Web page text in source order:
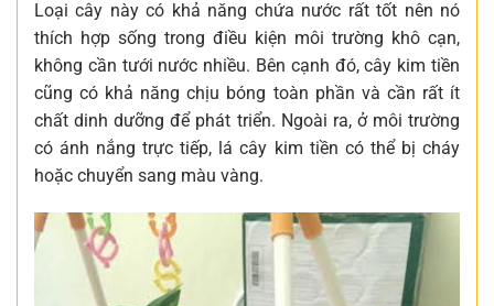
Loại cây này có khả năng chứa nước rất tốt nên nó
thích hợp sống trong điều kiện môi trường khô cạn,
không cần tưới nước nhiều. Bên cạnh đó, cây kim tiền
cũng có khả năng chịu bóng toàn phần và cần rất ít
chất dinh dưỡng để phát triển. Ngoài ra, ở môi trường
có ánh nắng trực tiếp, lá cây kim tiền có thể bị cháy
hoặc chuyển sang màu vàng.